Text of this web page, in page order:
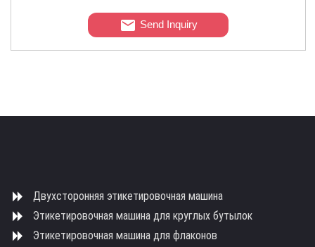
Send Inquiry
Двухсторонняя этикетировочная машина
Этикетировочная машина для круглых бутылок
Этикетировочная машина для флаконов